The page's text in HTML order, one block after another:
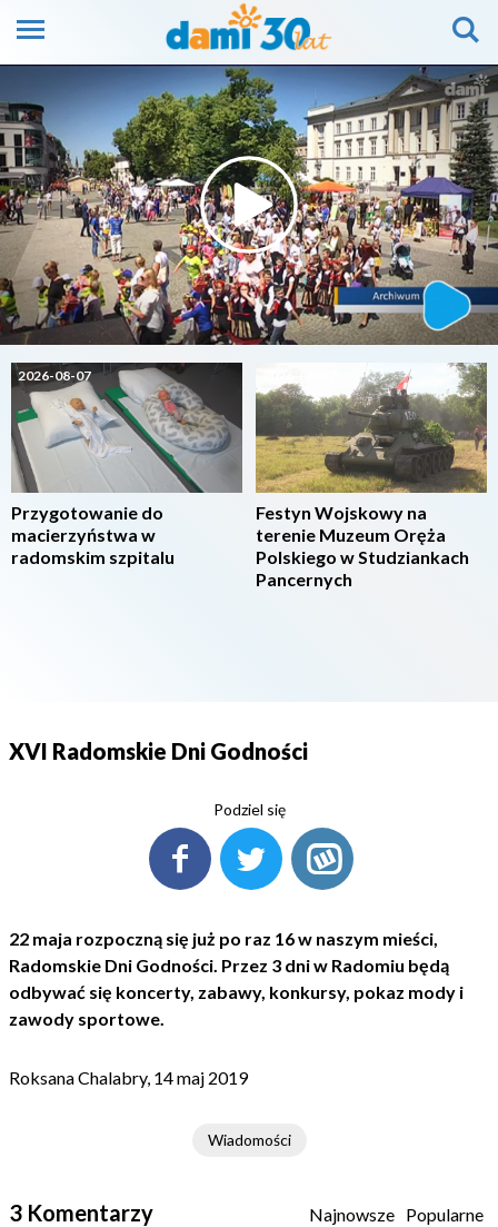
2026-08-07
Przygotowanie do
macierzyństwa w
radomskim szpitalu
Festyn Wojskowy na
terenie Muzeum Oręża
Polskiego w Studziankach
Pancernych
XVI Radomskie Dni Godności
Podziel się
22 maja rozpoczną się już po raz 16 w naszym mieści,
Radomskie Dni Godności. Przez 3 dni w Radomiu będą
odbywać się koncerty, zabawy, konkursy, pokaz mody i
zawody sportowe.
Roksana Chalabry, 14 maj 2019
Wiadomości
3 Komentarzy Popularne
Najnowsze